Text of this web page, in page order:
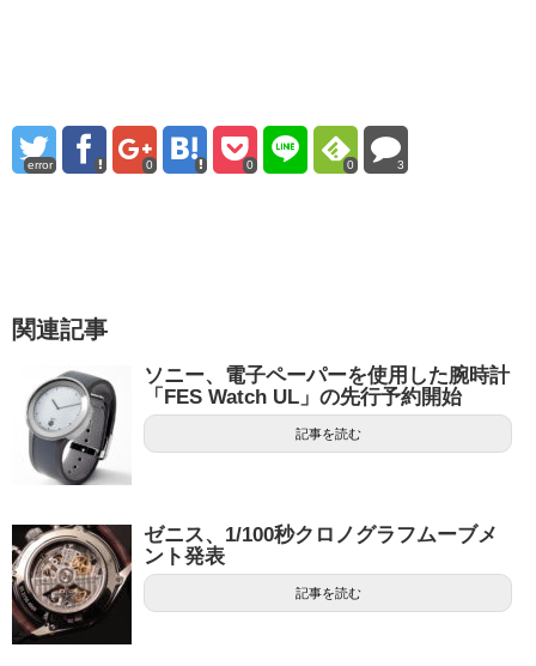
error 0 0 0 3
関連記事
ソニー、電子ペーパーを使用した腕時計
「FES Watch UL」の先行予約開始
記事を読む
ゼニス、1/100秒クロノグラフムーブメ
ント発表
記事を読む